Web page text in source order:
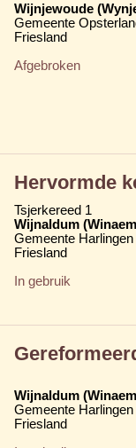
Wijnjewoude
Gemeente
Friesland
Afgebroken
Hervormde
Tsjerkereed 1
Wijnaldum
Gemeente Harlingen
Friesland
In gebruik
Wijnaldum
Gemeente Harlingen
Friesland